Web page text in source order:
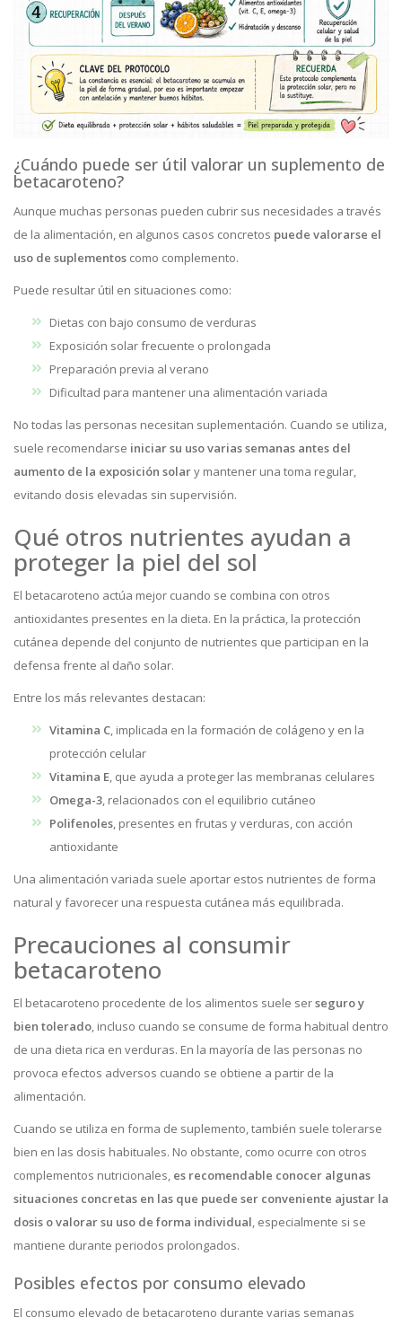
¿Cuándo puede ser útil valorar un suplemento de
betacaroteno?
Aunque muchas personas pueden cubrir sus necesidades a través
de la alimentación, en algunos casos concretos puede valorarse el
uso de suplementos como complemento.
Puede resultar útil en situaciones como:
Dietas con bajo consumo de verduras
Exposición solar frecuente o prolongada
Preparación previa al verano
Dificultad para mantener una alimentación variada
No todas las personas necesitan suplementación. Cuando se utiliza,
suele recomendarse iniciar su uso varias semanas antes del
aumento de la exposición solary mantener una toma regular,
evitando dosis elevadas sin supervisión.
Qué otros nutrientes ayudan a
proteger la piel del sol
El betacaroteno actúa mejor cuando se combina con otros
antioxidantes presentes en la dieta. En la práctica, la protección
cutánea depende del conjunto de nutrientes que participan en la
defensa frente al daño solar.
Entre los más relevantes destacan:
Vitamina C, implicada en la formación de colágeno y en la
protección celular
Vitamina E, que ayuda a proteger las membranas celulares
Omega-3, relacionados con el equilibrio cutáneo
Polifenoles, presentes en frutas y verduras, con acción
antioxidante
Una alimentación variada suele aportar estos nutrientes de forma
natural y favorecer una respuesta cutánea más equilibrada.
Precauciones al consumir
betacaroteno
El betacaroteno procedente de los alimentos suele serseguro y
bien tolerado, incluso cuando se consume de forma habitual dentro
de una dieta rica en verduras. En la mayoría de las personas no
provoca efectos adversos cuando se obtiene a partir de la
alimentación.
Cuando se utiliza en forma de suplemento, también suele tolerarse
bien en las dosis habituales. No obstante, como ocurre con otros
complementos nutricionales, es recomendable conocer algunas
situaciones concretas en las que puede ser conveniente ajustar la
dosis o valorar su uso de forma individual, especialmente si se
mantiene durante periodos prolongados.
Posibles efectos por consumo elevado
El consumo elevado de betacaroteno durante varias semanas